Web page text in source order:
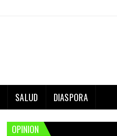
SALUD DIASPORA
OPINION